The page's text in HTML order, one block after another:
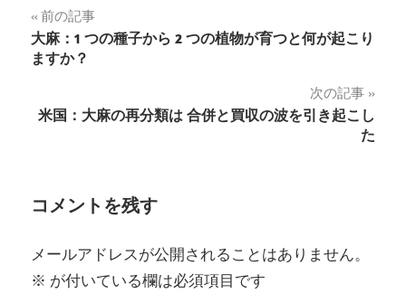
投
稿
ビ
ー
ョ
前の記事
大麻：1 つの種子から 2 つの植物が育つと何が起こり
ますか？
次の記事
米国：大麻の再分類は 合併と買収の波を引き起こし
た
コメントを残す
メールアドレスが公開されることはありません。
※ が付いている欄は必須項目です